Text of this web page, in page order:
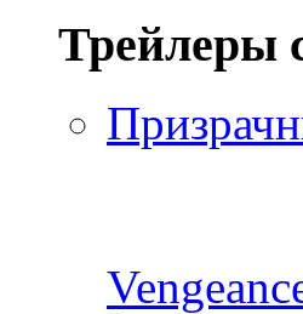
Трейлеры